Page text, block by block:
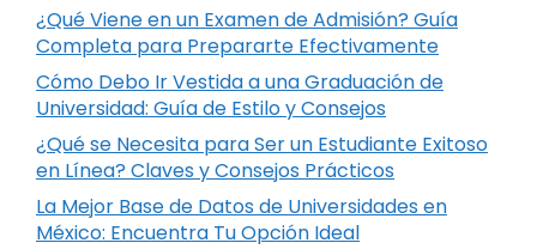
¿Qué Viene en un Examen de Admisión? Guía
Completa para Prepararte Efectivamente
Cómo Debo Ir Vestida a una Graduación de
Universidad: Guía de Estilo y Consejos
¿Qué se Necesita para Ser un Estudiante Exitoso
en Línea? Claves y Consejos Prácticos
La Mejor Base de Datos de Universidades en
México: Encuentra Tu Opción Ideal